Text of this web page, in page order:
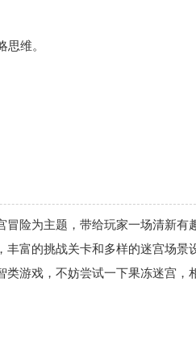
维。
险为主题，带给玩家一场清新有
丰富的挑战关卡和多样的迷宫场景
类游戏，不妨尝试一下果冻迷宫，